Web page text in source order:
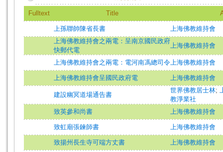
Fulltext Title
上孫聯帥陳省長書
上海佛教維持會
上海佛教維持會之兩電：呈南京國民政府
快郵代電
上海佛教維持會
上海佛教維持會之兩電：電河南馮總司令上海佛教維持會
上海佛教維持會呈國民政府電 上海佛教維持會
建設幽冥道場通告書
世界佛教居士林;
教淨業社
致英參和尚書
上海佛教維持會
致虹廟張鍊師書 上海佛教維持會
致揚州長生寺可端方丈書 上海佛教維持會